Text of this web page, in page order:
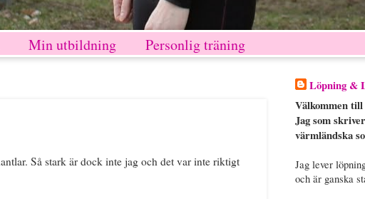
Min utbildning Personlig träning
Så stark är dock inte jag och det var inte riktigt
Löpning &
Välkommen
Jag som
värmländska
Jag lever
och är ganska